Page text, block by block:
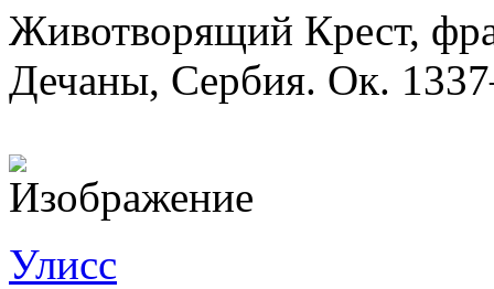
Животворящий Крест,
Дечаны, Сербия. Ок.
Улисс